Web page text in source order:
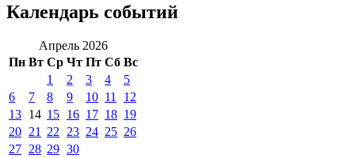
Календарь событий
Апрель 2026
Пн Вт Ср Чт Пт Сб Вс
1
2 3 4
5
6
7 8 9 10 11
12
13 14 15 16 17 18 19
20 21 22 23 24 25 26
27 28 29 30